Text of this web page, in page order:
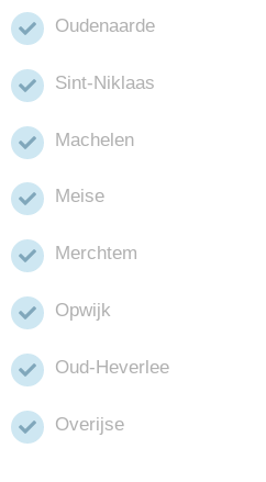
Oudenaarde
Sint-Niklaas
Machelen
Meise
Merchtem
Opwijk
Oud-Heverlee
Overijse